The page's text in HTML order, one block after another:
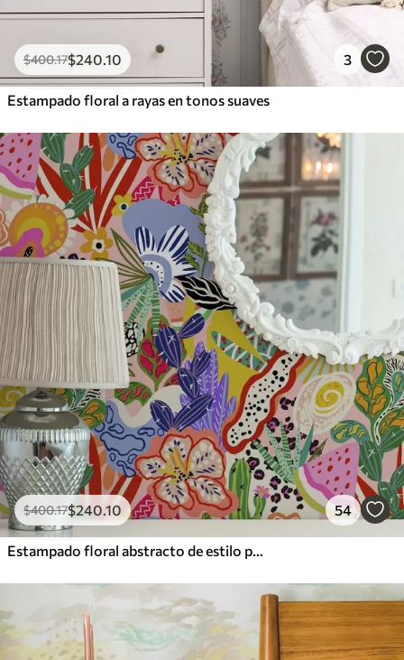
$400.17$240.10 3
Estampado floral a rayas en tonos suaves
$400.17$240.10 54
Estampado floral abstracto de estilo pop art